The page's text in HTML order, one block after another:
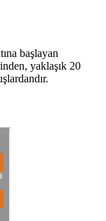
başlayan
yaklaşık 20